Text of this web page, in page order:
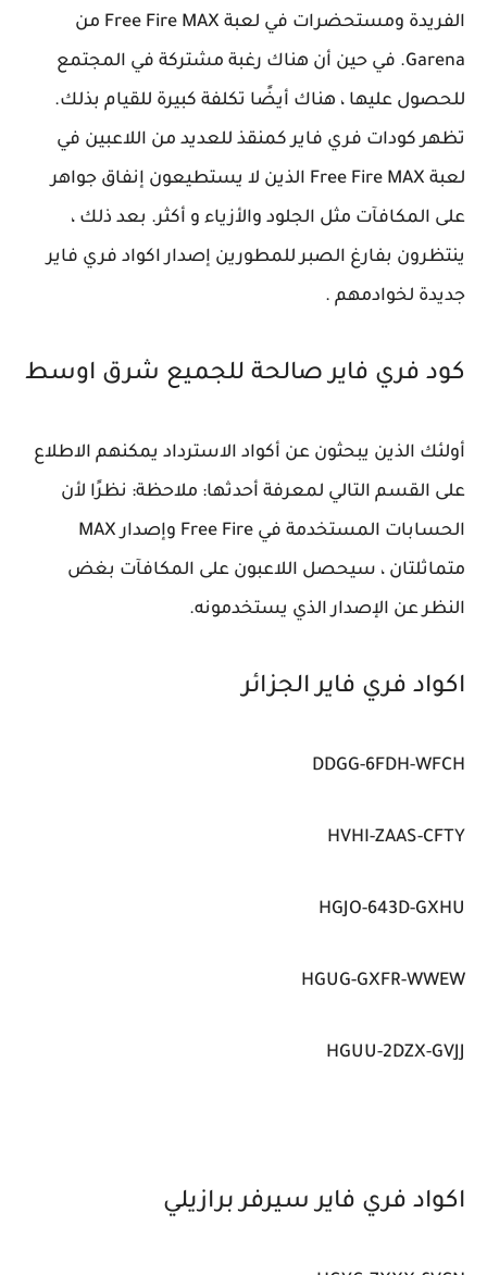
الفريدة ومستحضرات في لعبة Free Fire MAX من
Garena. في حين أن هناك رغبة مشتركة في المجتمع
للحصول عليها ، هناك أيضًا تكلفة كبيرة للقيام بذلك.
تظهر كودات فري فاير كمنقذ للعديد من اللاعبين في
لعبة Free Fire MAX الذين لا يستطيعون إنفاق جواهر
على المكافآت مثل الجلود والأزياء و أكثر. بعد ذلك ،
ينتظرون بفارغ الصبر للمطورين إصدار اكواد فري فاير
جديدة لخوادمهم .
كود فري فاير صالحة للجميع شرق اوسط
أولئك الذين يبحثون عن أكواد الاسترداد يمكنهم الاطلاع
على القسم التالي لمعرفة أحدثها: ملاحظة: نظرًا لأن
الحسابات المستخدمة في Free Fire وإصدار MAX
متماثلتان ، سيحصل اللاعبون على المكافآت بغض
النظر عن الإصدار الذي يستخدمونه.
اكواد فري فاير الجزائر
DDGG-6FDH-WFCH
HVHI-ZAAS-CFTY
HGJO-643D-GXHU
HGUG-GXFR-WWEW
HGUU-2DZX-GVJJ
اكواد فري فاير سيرفر برازيلي